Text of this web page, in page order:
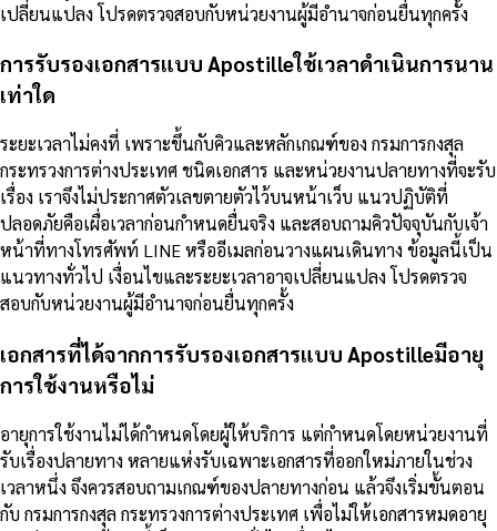
เปลี่ยนแปลง โปรดตรวจสอบกับหน่วยงานผู้มีอำนาจก่อนยื่นทุกครั้ง
การรับรองเอกสารแบบ Apostilleใช้เวลาดำเนินการนาน
เท่าใด
ระยะเวลาไม่คงที่ เพราะขึ้นกับคิวและหลักเกณฑ์ของ กรมการกงสุล
กระทรวงการต่างประเทศ ชนิดเอกสาร และหน่วยงานปลายทางที่จะรับ
เรื่อง เราจึงไม่ประกาศตัวเลขตายตัวไว้บนหน้าเว็บ แนวปฏิบัติที่
ปลอดภัยคือเผื่อเวลาก่อนกำหนดยื่นจริง และสอบถามคิวปัจจุบันกับเจ้า
หน้าที่ทางโทรศัพท์ LINE หรืออีเมลก่อนวางแผนเดินทาง ข้อมูลนี้เป็น
แนวทางทั่วไป เงื่อนไขและระยะเวลาอาจเปลี่ยนแปลง โปรดตรวจ
สอบกับหน่วยงานผู้มีอำนาจก่อนยื่นทุกครั้ง
เอกสารที่ได้จากการรับรองเอกสารแบบ Apostilleมีอายุ
การใช้งานหรือไม่
อายุการใช้งานไม่ได้กำหนดโดยผู้ให้บริการ แต่กำหนดโดยหน่วยงานที่
รับเรื่องปลายทาง หลายแห่งรับเฉพาะเอกสารที่ออกใหม่ภายในช่วง
เวลาหนึ่ง จึงควรสอบถามเกณฑ์ของปลายทางก่อน แล้วจึงเริ่มขั้นตอน
กับ กรมการกงสุล กระทรวงการต่างประเทศ เพื่อไม่ให้เอกสารหมดอายุ